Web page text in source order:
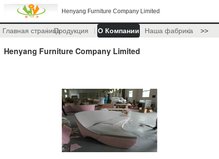
Henyang Furniture Company Limited
Главная страницаПродукция О Компании Наша фабрика >>
Henyang Furniture Company Limited